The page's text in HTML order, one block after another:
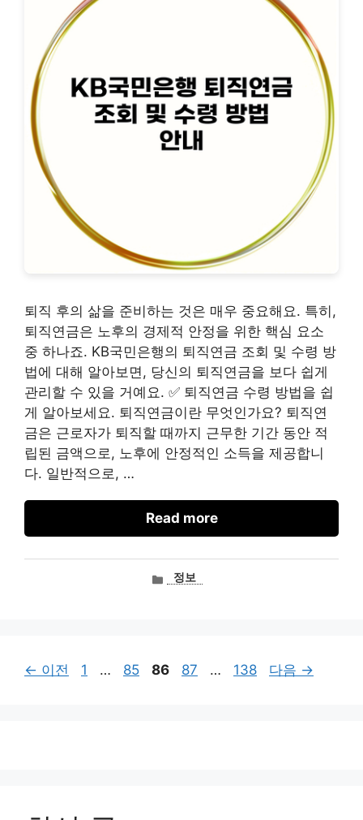
퇴직 후의 삶을 준비하는 것은 매우 중요해요. 특히,
퇴직연금은 노후의 경제적 안정을 위한 핵심 요소
중 하나죠. KB국민은행의 퇴직연금 조회 및 수령 방
법에 대해 알아보면, 당신의 퇴직연금을 보다 쉽게
관리할 수 있을 거예요. ✅ 퇴직연금 수령 방법을 쉽
게 알아보세요. 퇴직연금이란 무엇인가요? 퇴직연
금은 근로자가 퇴직할 때까지 근무한 기간 동안 적
립된 금액으로, 노후에 안정적인 소득을 제공합니
다. 일반적으로, …
Read more
카정보
← 이전
페
1 …
페
85
페
86
페
87 …
페
138 다음 →